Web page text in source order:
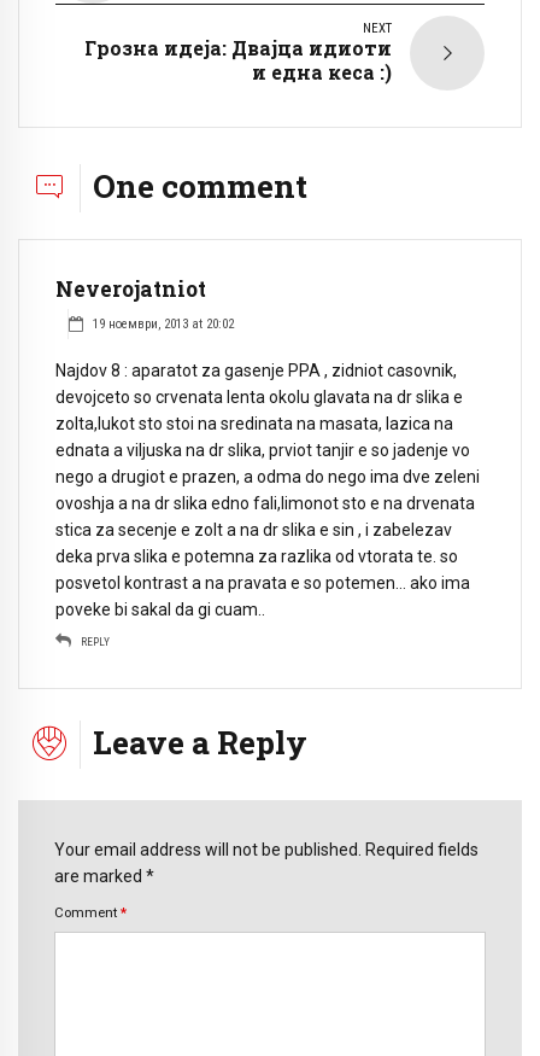
NEXT
Грозна идеја: Двајца идиоти
и една кеса :)
One comment
Neverojatniot
19 ноември, 2013 at 20:02
Najdov 8 : aparatot za gasenje PPA , zidniot casovnik,
devojceto so crvenata lenta okolu glavata na dr slika e
zolta,lukot sto stoi na sredinata na masata, lazica na
ednata a viljuska na dr slika, prviot tanjir e so jadenje vo
nego a drugiot e prazen, a odma do nego ima dve zeleni
ovoshja a na dr slika edno fali,limonot sto e na drvenata
stica za secenje e zolt a na dr slika e sin , i zabelezav
deka prva slika e potemna za razlika od vtorata te. so
posvetol kontrast a na pravata e so potemen… ako ima
poveke bi sakal da gi cuam..
REPLY
Leave a Reply
Your email address will not be published. Required fields
are marked *
Comment *